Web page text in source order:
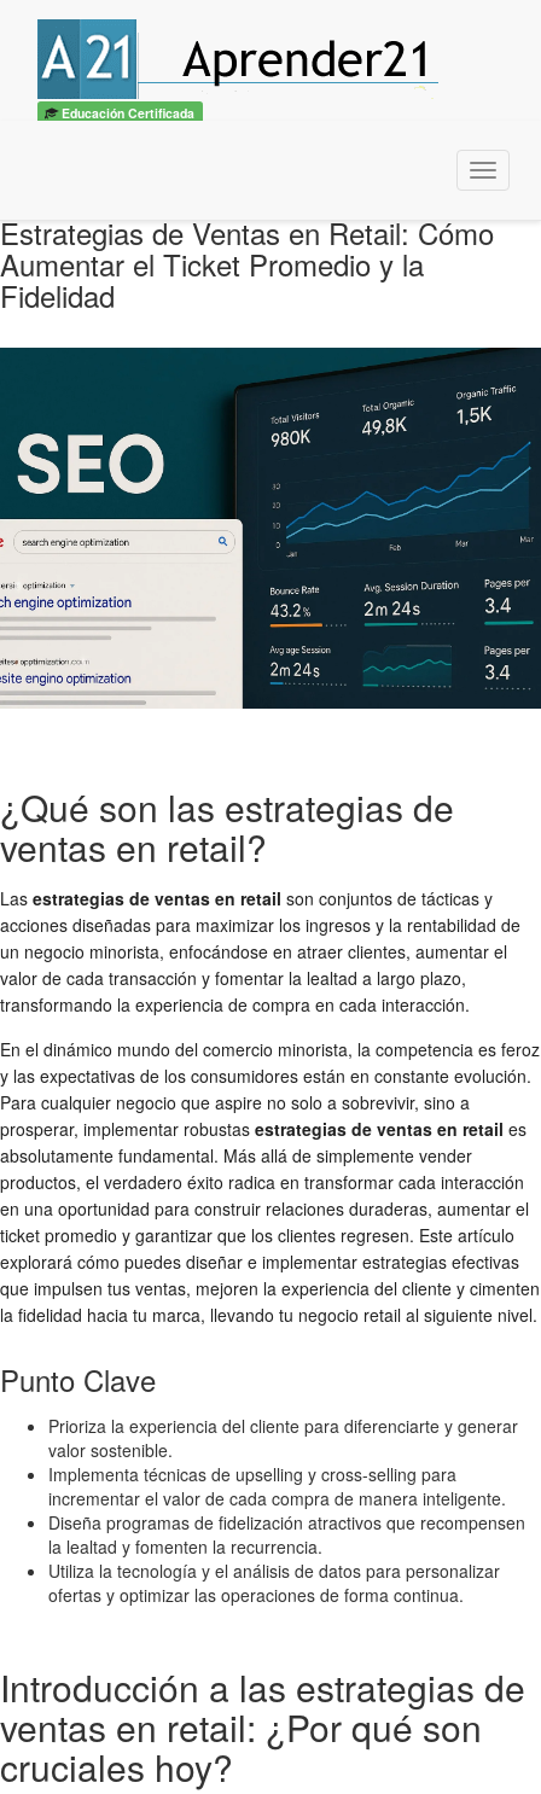
Educación Certificada
Menu
Estrategias de Ventas en Retail: Cómo
Aumentar el Ticket Promedio y la
Fidelidad
¿Qué son las estrategias de
ventas en retail?
Las estrategias de ventas en retail son conjuntos de tácticas y
acciones diseñadas para maximizar los ingresos y la rentabilidad de
un negocio minorista, enfocándose en atraer clientes, aumentar el
valor de cada transacción y fomentar la lealtad a largo plazo,
transformando la experiencia de compra en cada interacción.
En el dinámico mundo del comercio minorista, la competencia es feroz
y las expectativas de los consumidores están en constante evolución.
Para cualquier negocio que aspire no solo a sobrevivir, sino a
prosperar, implementar robustas estrategias de ventas en retail es
absolutamente fundamental. Más allá de simplemente vender
productos, el verdadero éxito radica en transformar cada interacción
en una oportunidad para construir relaciones duraderas, aumentar el
ticket promedio y garantizar que los clientes regresen. Este artículo
explorará cómo puedes diseñar e implementar estrategias efectivas
que impulsen tus ventas, mejoren la experiencia del cliente y cimenten
la fidelidad hacia tu marca, llevando tu negocio retail al siguiente nivel.
Punto Clave
Prioriza la experiencia del cliente para diferenciarte y generar
valor sostenible.
Implementa técnicas de upselling y cross-selling para
incrementar el valor de cada compra de manera inteligente.
Diseña programas de fidelización atractivos que recompensen
la lealtad y fomenten la recurrencia.
Utiliza la tecnología y el análisis de datos para personalizar
ofertas y optimizar las operaciones de forma continua.
Introducción a las estrategias de
ventas en retail: ¿Por qué son
cruciales hoy?